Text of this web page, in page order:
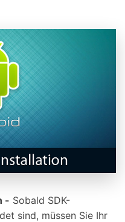
- Sobald SDK-
sind, müssen Sie Ihr